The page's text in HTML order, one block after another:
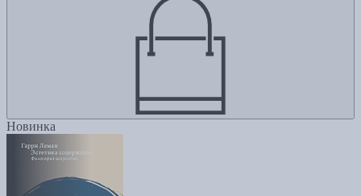
Новинка